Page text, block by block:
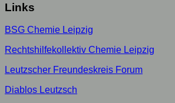
Links
BSG Chemie Leipzig
Rechtshilfekollektiv Chemie Leipzig
Leutzscher Freundeskreis Forum
Diablos Leutzsch